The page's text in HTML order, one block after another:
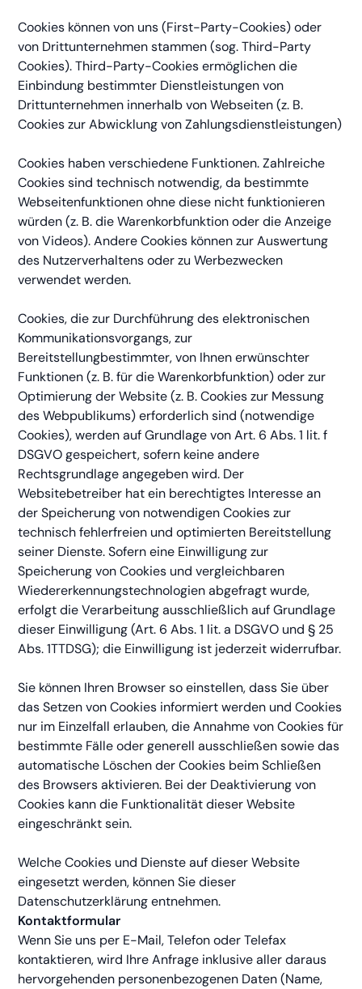
Cookies können von uns (First-Party-Cookies) oder
von Drittunternehmen stammen (sog. Third-Party
Cookies). Third-Party-Cookies ermöglichen die
Einbindung bestimmter Dienstleistungen von
Drittunternehmen innerhalb von Webseiten (z. B.
Cookies zur Abwicklung von Zahlungsdienstleistungen)
Cookies haben verschiedene Funktionen. Zahlreiche
Cookies sind technisch notwendig, da bestimmte
Webseitenfunktionen ohne diese nicht funktionieren
würden (z. B. die Warenkorbfunktion oder die Anzeige
von Videos). Andere Cookies können zur Auswertung
des Nutzerverhaltens oder zu Werbezwecken
verwendet werden.
Cookies, die zur Durchführung des elektronischen
Kommunikationsvorgangs, zur
Bereitstellungbestimmter, von Ihnen erwünschter
Funktionen (z. B. für die Warenkorbfunktion) oder zur
Optimierung der Website (z. B. Cookies zur Messung
des Webpublikums) erforderlich sind (notwendige
Cookies), werden auf Grundlage von Art. 6 Abs. 1 lit. f
DSGVO gespeichert, sofern keine andere
Rechtsgrundlage angegeben wird. Der
Websitebetreiber hat ein berechtigtes Interesse an
der Speicherung von notwendigen Cookies zur
technisch fehlerfreien und optimierten Bereitstellung
seiner Dienste. Sofern eine Einwilligung zur
Speicherung von Cookies und vergleichbaren
Wiedererkennungstechnologien abgefragt wurde,
erfolgt die Verarbeitung ausschließlich auf Grundlage
dieser Einwilligung (Art. 6 Abs. 1 lit. a DSGVO und § 25
Abs. 1TTDSG); die Einwilligung ist jederzeit widerrufbar.
Sie können Ihren Browser so einstellen, dass Sie über
das Setzen von Cookies informiert werden und Cookies
nur im Einzelfall erlauben, die Annahme von Cookies für
bestimmte Fälle oder generell ausschließen sowie das
automatische Löschen der Cookies beim Schließen
des Browsers aktivieren. Bei der Deaktivierung von
Cookies kann die Funktionalität dieser Website
eingeschränkt sein.
Welche Cookies und Dienste auf dieser Website
eingesetzt werden, können Sie dieser
Datenschutzerklärung entnehmen.
Kontaktformular
Wenn Sie uns per E-Mail, Telefon oder Telefax
kontaktieren, wird Ihre Anfrage inklusive aller daraus
hervorgehenden personenbezogenen Daten (Name,